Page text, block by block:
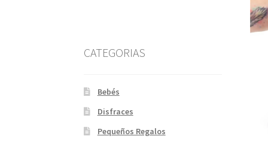
CATEGORIAS
Bebés
Disfraces
Pequeños Regalos